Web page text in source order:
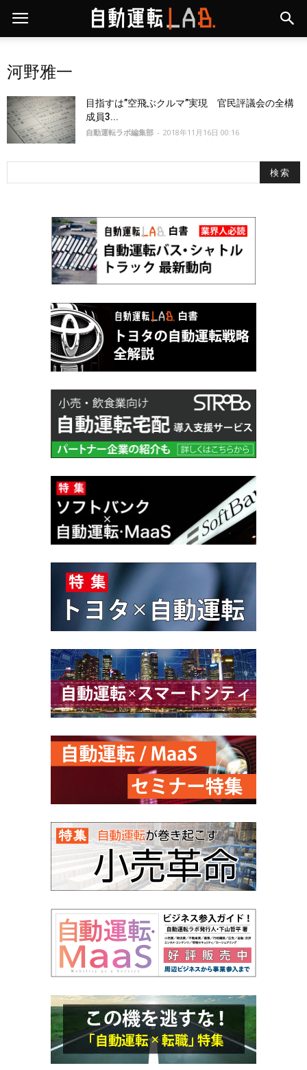
河野雅一
目指すは”空飛ぶクルマ”実現 官民評議会の全構
成員3...
自動運転ラボ編集部 - 2018年11月16日 00:16